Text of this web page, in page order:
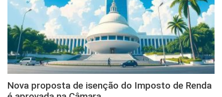
Nova proposta de isenção do Imposto de Renda